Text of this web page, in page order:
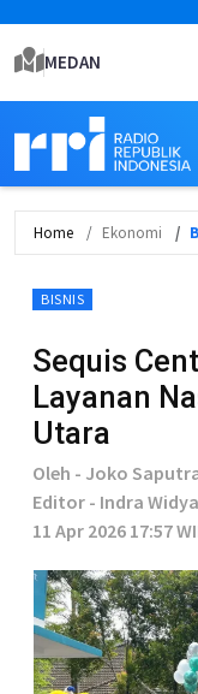
MEDAN
Home Ekonomi
BISNIS
Sequis
Layanan
Utara
Oleh - Joko
Editor - Indra
11 Apr 2026 17:57